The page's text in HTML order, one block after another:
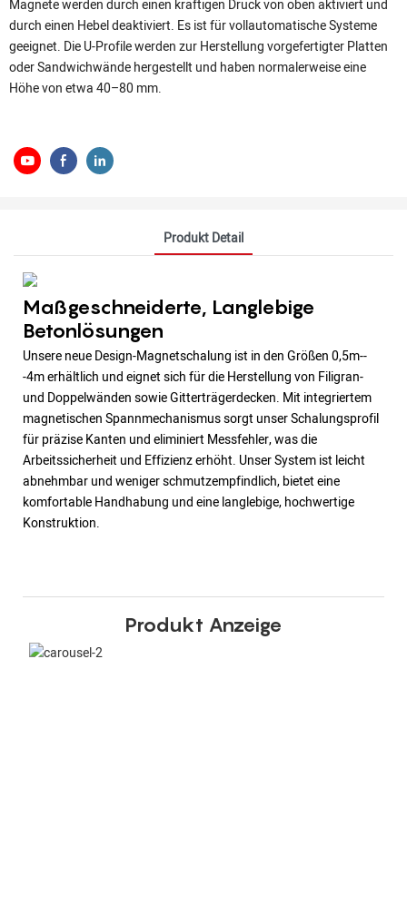
Magnete werden durch einen kräftigen Druck von oben aktiviert und
durch einen Hebel deaktiviert. Es ist für vollautomatische Systeme
geeignet. Die U-Profile werden zur Herstellung vorgefertigter Platten
oder Sandwichwände hergestellt und haben normalerweise eine
Höhe von etwa 40–80 mm.
Produkt Detail
Maßgeschneiderte, Langlebige
Betonlösungen
Unsere neue Design-Magnetschalung ist in den Größen 0,5m--
-4m erhältlich und eignet sich für die Herstellung von Filigran-
und Doppelwänden sowie Gitterträgerdecken. Mit integriertem
magnetischen Spannmechanismus sorgt unser Schalungsprofil
für präzise Kanten und eliminiert Messfehler, was die
Arbeitssicherheit und Effizienz erhöht. Unser System ist leicht
abnehmbar und weniger schmutzempfindlich, bietet eine
komfortable Handhabung und eine langlebige, hochwertige
Konstruktion.
Produkt Anzeige